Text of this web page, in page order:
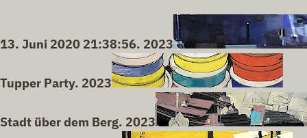
13. Juni 2020 21:38:56. 2023
Tupper Party. 2023
Stadt über dem Berg. 2023